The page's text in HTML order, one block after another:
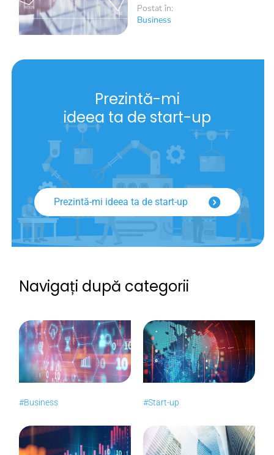
Postat în:
Business
Prezintă-mi
ideea ta de start-up
Prezintă-mi ideea ta de start-up
Navigați după categorii
#Business #Start-up